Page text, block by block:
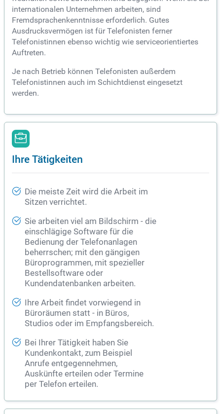
internationalen Unternehmen arbeiten, sind
Fremdsprachenkenntnisse erforderlich. Gutes
Ausdrucksvermögen ist für Telefonisten ferner
Telefonistinnen ebenso wichtig wie serviceorientiertes
Auftreten.
Je nach Betrieb können Telefonisten außerdem
Telefonistinnen auch im Schichtdienst eingesetzt
werden.
Ihre Tätigkeiten
Die meiste Zeit wird die Arbeit im
Sitzen verrichtet.
Sie arbeiten viel am Bildschirm - die
einschlägige Software für die
Bedienung der Telefonanlagen
beherrschen; mit den gängigen
Büroprogrammen, mit spezieller
Bestellsoftware oder
Kundendatenbanken arbeiten.
Ihre Arbeit findet vorwiegend in
Büroräumen statt - in Büros,
Studios oder im Empfangsbereich.
Bei Ihrer Tätigkeit haben Sie
Kundenkontakt, zum Beispiel
Anrufe entgegennehmen,
Auskünfte erteilen oder Termine
per Telefon erteilen.